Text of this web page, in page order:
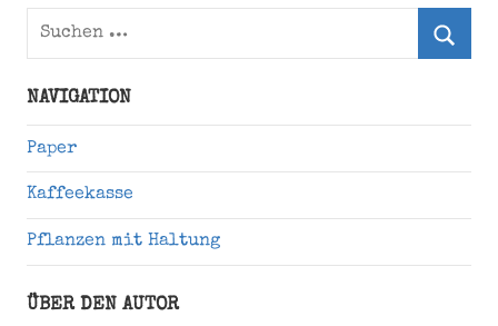
Suchen
NAVIGATION
Paper
Kaffeekasse
Pflanzen mit Haltung
ÜBER DEN AUTOR